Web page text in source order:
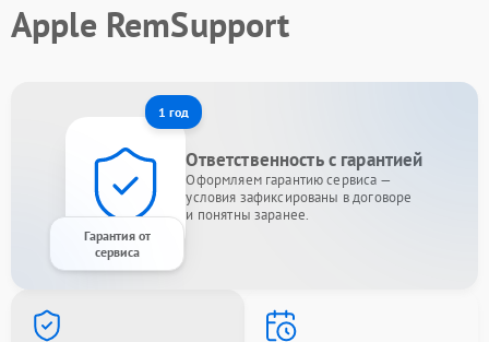
Apple RemSupport
1 год
Гарантия от
сервиса
Ответственность с гарантией
Оформляем гарантию сервиса —
условия зафиксированы в договоре
и понятны заранее.